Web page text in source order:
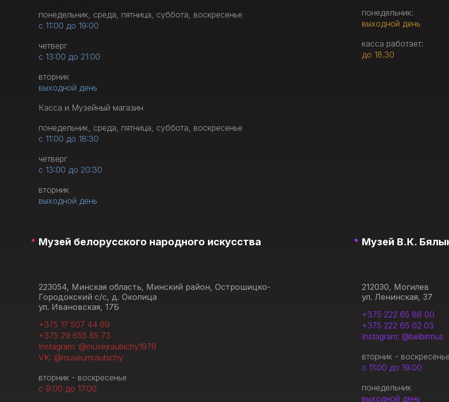
понедельник, среда, пятница, суббота, воскресенье
с 11:00 до 19:00
четверг
с 13:00 до 21:00
вторник
выходной день
Касса и Музейный магазин
понедельник, среда, пятница, суббота, воскресенье
с 11:00 до 18:30
четверг
с 13:00 до 20:30
вторник
выходной день
понедельник:
выходной день
касса работает:
до 18.30
Музей белорусского народного искусства
223054, Минская область, Минский район, Острошицко-
Городокский с/с, д. Околица
ул. Ивановская, 17Б
+375 17 507 44 69
+375 29 655 85 73
Instagram: @musejraubichy1979
VK: @museumraubichy
вторник - воскресенье
с 9:00 до 17:00
Музей В.К.
212030, Могилев
ул. Ленинская, 37
+375 222 65 88 00
+375 222 65 02 03
Instagram: @belbirmus
вторник -
с 11:00 до 19:00
понедельник
выходной день